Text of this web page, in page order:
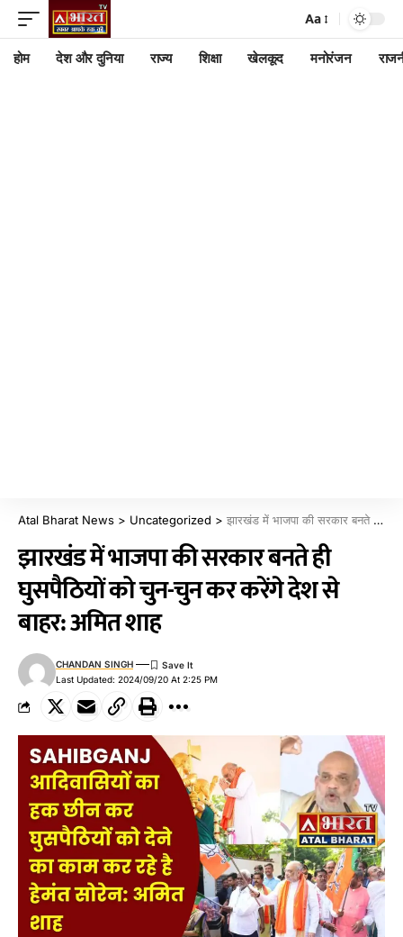
Aa
होम देश और दुनिया राज्य शिक्षा खेलकूद मनोरंजन
Atal Bharat News > Uncategorized > झारखंड में भाजपा की सरकार बनते ही घुसपैठियों को चुन-चुन कर करेंगे देश से बाहर: अमित शाह
झारखंड में भाजपा की सरकार बनते ही
घुसपैठियों को चुन-चुन कर करेंगे देश से
बाहर: अमित शाह
Last Updated: 2024/09/20 At 2:25 PM
CHANDAN SINGH